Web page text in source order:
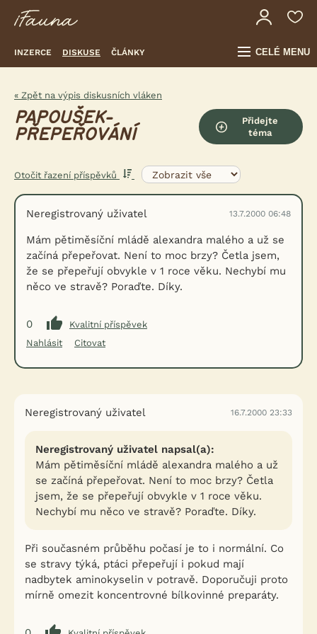
INZERCE DISKUSE ČLÁNKY CELÉ MENU
« Zpět na výpis diskusních vláken
PAPOUŠEK-
PŘEPEŘOVÁNÍ
Přidejte
téma
Otočit řazení příspěvků
Neregistrovaný uživatel 13.7.2000 06:48
Mám pětiměsíční mládě alexandra malého a už se
začíná přepeřovat. Není to moc brzy? Četla jsem,
že se přepeřují obvykle v 1 roce věku. Nechybí mu
něco ve stravě? Poraďte. Díky.
0
Kvalitní příspěvek
Nahlásit
Citovat
Neregistrovaný uživatel 16.7.2000 23:33
Neregistrovaný uživatel napsal(a):
Mám pětiměsíční mládě alexandra malého a už
se začíná přepeřovat. Není to moc brzy? Četla
jsem, že se přepeřují obvykle v 1 roce věku.
Nechybí mu něco ve stravě? Poraďte. Díky.
Při současném průběhu počasí je to i normální. Co
se stravy týká, ptáci přepeřují i pokud mají
nadbytek aminokyselin v potravě. Doporučuji proto
mírně omezit koncentrovné bílkovinné preparáty.